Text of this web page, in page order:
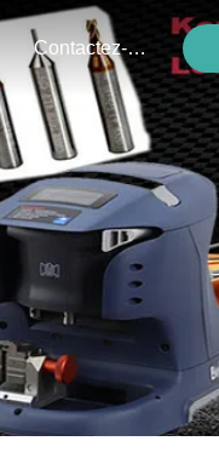
Contactez-Nous